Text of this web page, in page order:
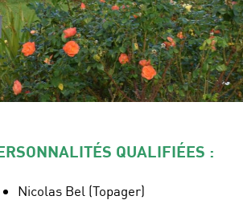
QUALIFIÉES :
Nicolas Bel (Topager)